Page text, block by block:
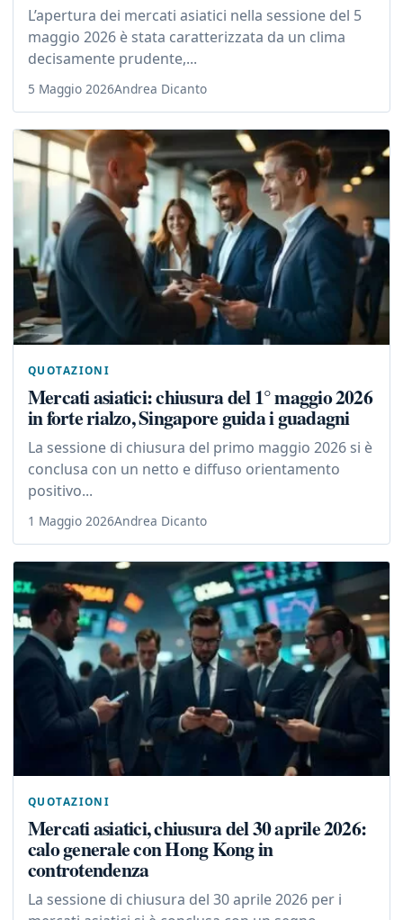
L’apertura dei mercati asiatici nella sessione del 5
maggio 2026 è stata caratterizzata da un clima
decisamente prudente,...
5 Maggio 2026Andrea Dicanto
QUOTAZIONI
Mercati asiatici: chiusura del 1° maggio 2026
in forte rialzo, Singapore guida i guadagni
La sessione di chiusura del primo maggio 2026 si è
conclusa con un netto e diffuso orientamento
positivo...
1 Maggio 2026Andrea Dicanto
QUOTAZIONI
Mercati asiatici, chiusura del 30 aprile 2026:
calo generale con Hong Kong in
controtendenza
La sessione di chiusura del 30 aprile 2026 per i